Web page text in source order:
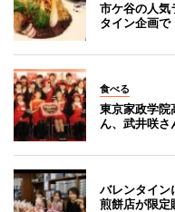
市ケ谷の人気
タイン企画で
食べる
東京家政学院
ん、武井咲さ
バレンタイン
煎餅店が限定